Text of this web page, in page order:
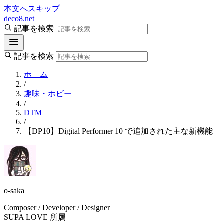
本文へスキップ
deco8.net
記事を検索
記事を検索
ホーム
/
趣味・ホビー
/
DTM
/
【DP10】Digital Performer 10 で追加された主な新機能
o-saka
Composer / Developer / Designer
SUPA LOVE 所属